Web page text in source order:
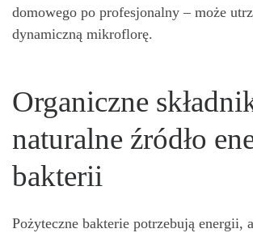
domowego po profesjonalny – może
dynamiczną mikroflorę.
Organiczne
naturalne źródło
bakterii
Pożyteczne bakterie potrzebują energii,